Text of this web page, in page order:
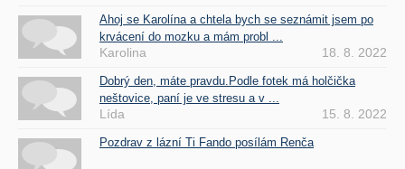
Ahoj se Karolína a chtela bych se seznámit jsem po
krvácení do mozku a mám probl ...
Karolina 18. 8. 2022
Dobrý den, máte pravdu.Podle fotek má holčička
neštovice, paní je ve stresu a v ...
Lída 15. 8. 2022
Pozdrav z lázní Ti Fando posílám Renča